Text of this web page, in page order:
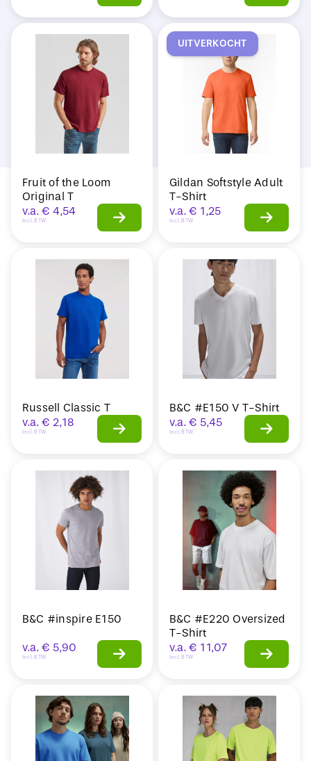
Fruit of the Loom
Original T
v.a. € 4,54
Incl. BTW
UITVERKOCHT
Gildan Softstyle Adult
T-Shirt
v.a. € 1,25
Incl. BTW
Russell Classic T
v.a. € 2,18
Incl. BTW
B&C #E150 V T-Shirt
v.a. € 5,45
Incl. BTW
B&C #inspire E150
v.a. € 5,90
Incl. BTW
B&C #E220 Oversized
T-Shirt
v.a. € 11,07
Incl. BTW